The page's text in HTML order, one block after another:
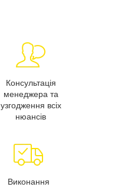
Консультація
менеджера та
узгодження всіх
нюансів
Виконання